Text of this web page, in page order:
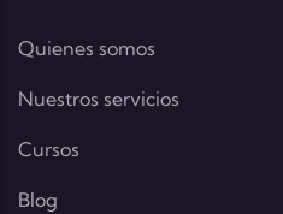
Quienes somos
Nuestros servicios
Cursos
Blog